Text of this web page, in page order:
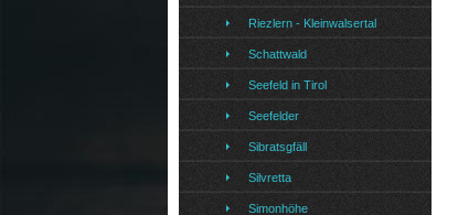
Riezlern - Kleinwalsertal
Schattwald
Seefeld in Tirol
Seefelder
Sibratsgfäll
Silvretta
Simonhöhe